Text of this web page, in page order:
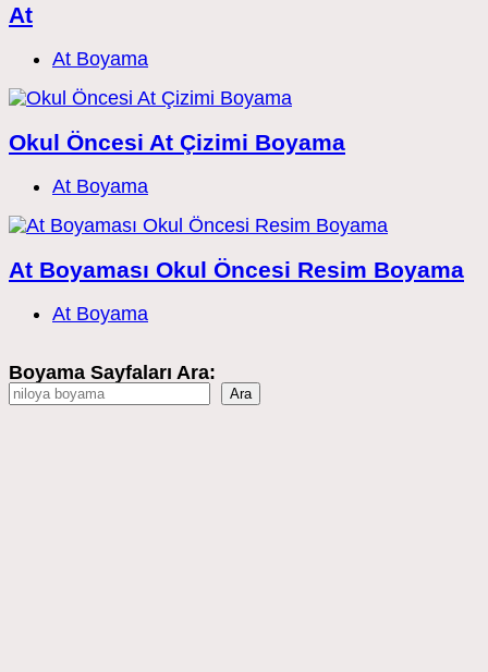
At
Post
category:
At Boyama
Okul Öncesi At Çizimi Boyama
Post
category:
At Boyama
At Boyaması Okul Öncesi Resim Boyama
Post
category:
At Boyama
Boyama Sayfaları Ara:
Ara